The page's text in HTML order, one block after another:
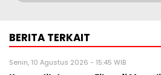
BERITA TERKAIT
Senin, 10 Agustus 2026 - 15:45 WIB